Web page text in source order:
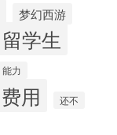
梦幻西游
留学生
能力
费用 还不